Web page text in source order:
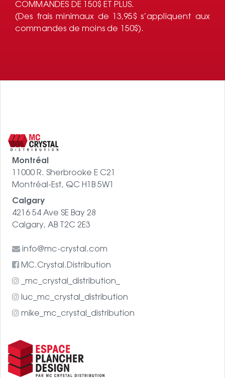
COMMANDES DE 150$ ET PLUS.
(Des frais minimaux de 13,95$ s’appliquent aux
commandes de moins de 150$).
Montréal
11000 R. Sherbrooke E C21
Montréal-Est, QC H1B 5W1
Calgary
4216 54 Ave SE Bay 28
Calgary, AB T2C 2E3
info@mc-crystal.com
MC.Crystal.Distribution
_mc_crystal_distribution_
luc_mc_crystal_distribution
mike_mc_crystal_distribution